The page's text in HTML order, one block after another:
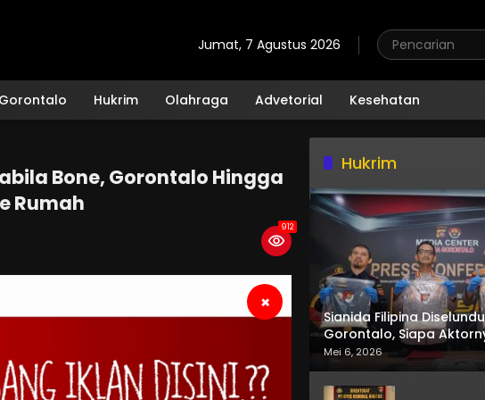
Jumat, 7 Agustus 2026
Hukrim Olahraga Advetorial Kesehatan
Bone, Gorontalo Hingga
Rumah
912
×
Hukrim
Sianida Filipina
Gorontalo, Siapa
Mei 6, 2026